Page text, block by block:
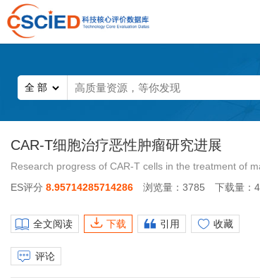
CAR-T细胞治疗恶性肿瘤研究进展
Research progress of CAR-T cells in the treatment of
ES评分 8.95714285714286 浏览量：3785 下载量：4
全文阅读 下载 引用 收藏
评论